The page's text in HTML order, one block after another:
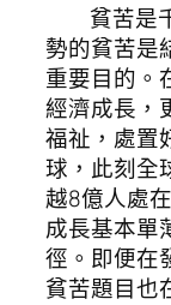
貧苦是
勢的貧苦是
重要目的。
經濟成長，
福祉，處置
球，此刻全
越8億人處
成長基本單
徑。即便在
貧苦題目也